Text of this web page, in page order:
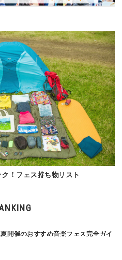
！フェス持ち物リスト
開催のおすすめ音楽フェス完全ガイ